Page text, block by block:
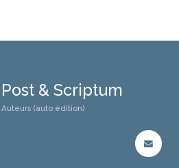
Post & Scriptum
Auteurs (auto édition)